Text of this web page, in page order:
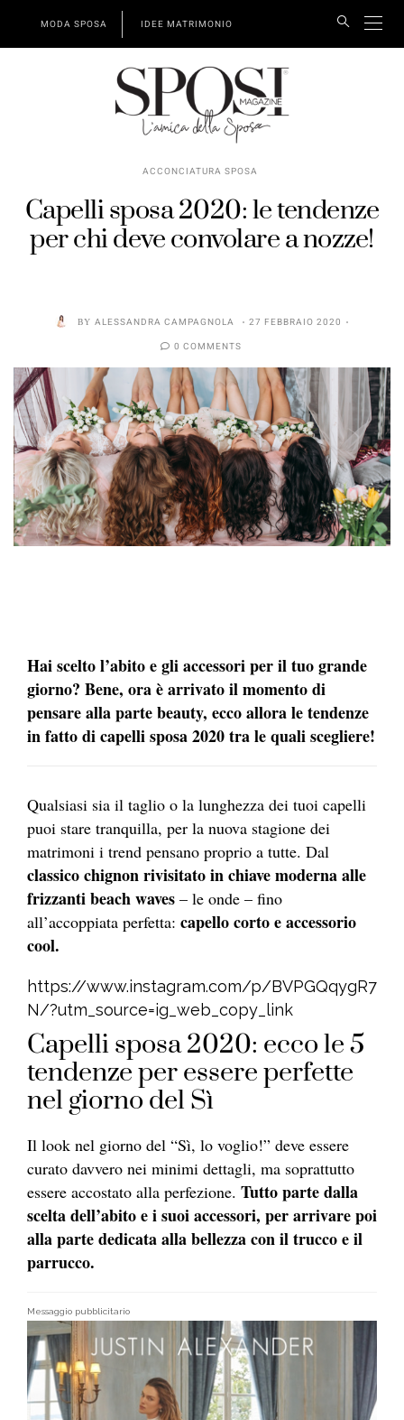
MODA SPOSA IDEE MATRIMONIO
ACCONCIATURA SPOSA
Capelli sposa 2020: le tendenze
per chi deve convolare a nozze!
BY ALESSANDRA CAMPAGNOLA
27 FEBBRAIO 2020
0 COMMENTS
Hai scelto l’abito e gli accessori per il tuo grande
giorno? Bene, ora è arrivato il momento di
pensare alla parte beauty, ecco allora le tendenze
in fatto di capelli sposa 2020 tra le quali scegliere!
Qualsiasi sia il taglio o la lunghezza dei tuoi capelli
puoi stare tranquilla, per la nuova stagione dei
matrimoni i trend pensano proprio a tutte. Dal
classico chignon rivisitato in chiave moderna alle
frizzanti beach waves – le onde – fino
all’accoppiata perfetta: capello corto e accessorio
cool.
https://www.instagram.com/p/BVPGQqygR7
N/?utm_source=ig_web_copy_link
Capelli sposa 2020: ecco le 5
tendenze per essere perfette
nel giorno del Sì
Il look nel giorno del “Sì, lo voglio!” deve essere
curato davvero nei minimi dettagli, ma soprattutto
essere accostato alla perfezione. Tutto parte dalla
scelta dell’abito e i suoiaccessori, per arrivare poi
alla parte dedicata alla bellezza con il trucco e il
parrucco.
Messaggio pubblicitario